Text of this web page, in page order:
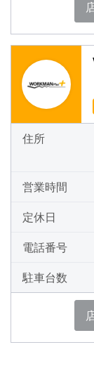
住所
営業時間
定休日
電話番号
駐車台数